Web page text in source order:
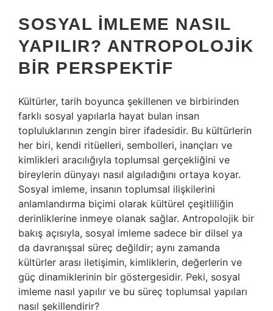
SOSYAL İMLEME NASIL
YAPILIR? ANTROPOLOJIK
BIR PERSPEKTIF
Kültürler, tarih boyunca şekillenen ve birbirinden
farklı sosyal yapılarla hayat bulan insan
topluluklarının zengin birer ifadesidir. Bu kültürlerin
her biri, kendi ritüelleri, sembolleri, inançları ve
kimlikleri aracılığıyla toplumsal gerçekliğini ve
bireylerin dünyayı nasıl algıladığını ortaya koyar.
Sosyal imleme, insanın toplumsal ilişkilerini
anlamlandırma biçimi olarak kültürel çeşitliliğin
derinliklerine inmeye olanak sağlar. Antropolojik bir
bakış açısıyla, sosyal imleme sadece bir dilsel ya
da davranışsal süreç değildir; aynı zamanda
kültürler arası iletişimin, kimliklerin, değerlerin ve
güç dinamiklerinin bir göstergesidir. Peki, sosyal
imleme nasıl yapılır ve bu süreç toplumsal yapıları
nasıl şekillendirir?